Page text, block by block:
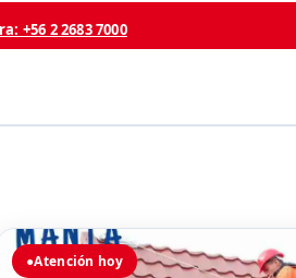
+56 2 2683 7000
●Atención hoy